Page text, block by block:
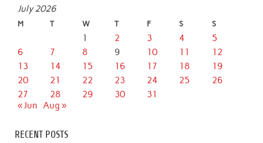
July 2026
M T W T F S S
1 2 3 4
5
6
7 8 9 10 11
12
13
14 15 16 17 18
19
20
21 22 23 24 25
26
27
28 29 30
31
« Jun Aug »
RECENT POSTS